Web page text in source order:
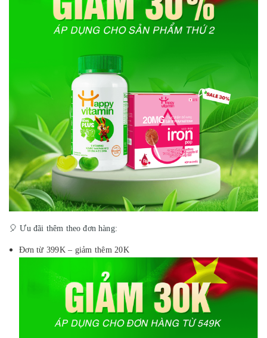
🎈 Ưu đãi thêm theo đơn hàng:
Đơn từ 399K – giảm thêm 20K